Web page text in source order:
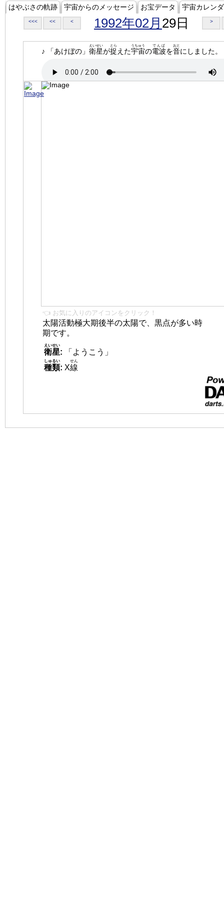
はやぶさの軌跡 宇宙からのメッセージ お宝データ 宇宙カレン
<<< << < 1992年02月 29日 >
♪ 「あけぼの」 衛星
えいせい
が捉
とら
えた宇宙
うちゅう
の電波
でんぱ
を音
おと
にしました。
👈 お気に入りのアイコンをクリック！
太陽活動極大期後半の太陽で、黒点が多い時
期です。
衛星
えいせい
:
「ようこう」
種類
しゅるい
: X線
せん